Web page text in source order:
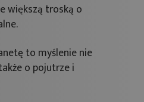
większą troską o
to myślenie nie
o pojutrze i